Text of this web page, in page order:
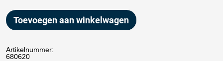
Toevoegen aan winkelwagen
Artikelnummer:
680620